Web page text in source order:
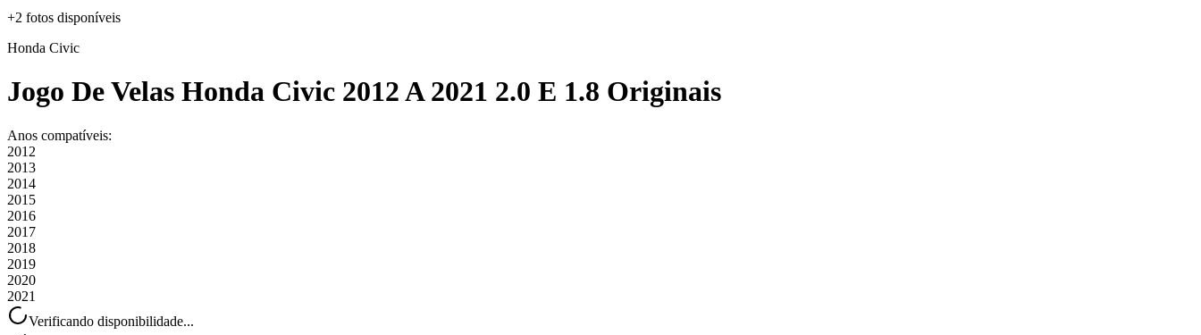
+2 fotos disponíveis
Honda Civic
Jogo De Velas Honda Civic 2012 A 2021 2.0 E 1.8 Originais
Anos compatíveis:
2012
2013
2014
2015
2016
2017
2018
2019
2020
2021
Verificando disponibilidade...